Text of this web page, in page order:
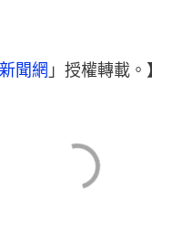
聞網 」授權轉載。】